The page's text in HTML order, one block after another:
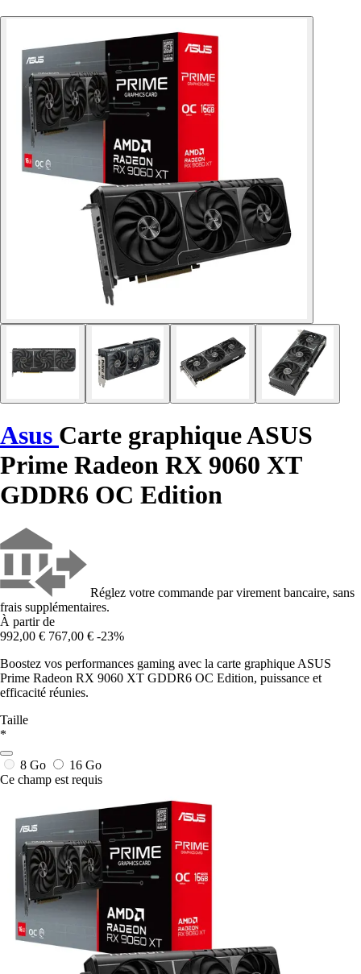
Asus Carte graphique ASUS
Prime Radeon RX 9060 XT
GDDR6 OC Edition
Réglez votre commande par virement bancaire, sans
frais supplémentaires.
À partir de
992,00 € 767,00 € -23%
Boostez vos performances gaming avec la carte graphique ASUS
Prime Radeon RX 9060 XT GDDR6 OC Edition, puissance et
efficacité réunies.
Taille
*
8 Go
16 Go
Ce champ est requis